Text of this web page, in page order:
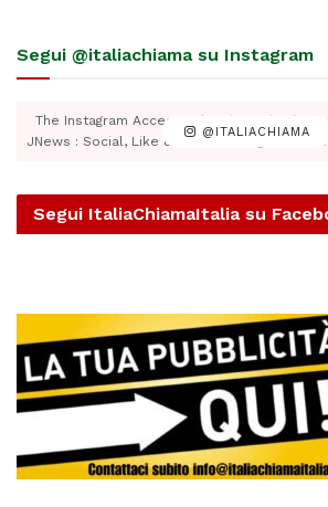
Segui @italiachiama su Instagram
@ITALIACHIAMA
The Instagram Access Token is expired,
JNews : Social, Like & View > Instagram
Segui ItaliaChiamaItalia su